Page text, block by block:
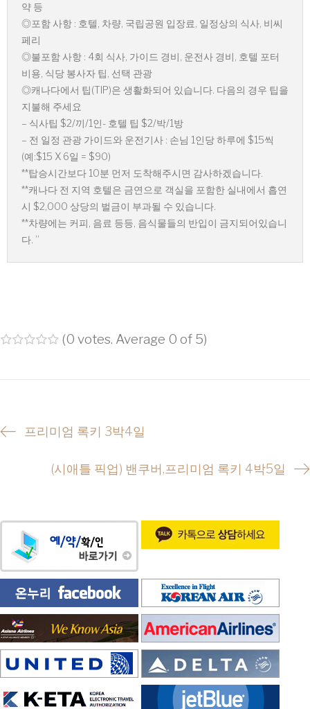
약 등
◎포함 사항 : 호텔, 차량, 국립공원 입장료, 일정상의 식사, 비씨
페리
◎불포함 사항 : 4회 식사, 가이드 경비, 운전사 경비, 호텔 포터
비용, 식당 봉사자 팁, 선택 관광
◎캐나다에서 팁(TIP)은 생활화되어 있습니다. 다음의 경우 팁을
지불해 주세요
– 식사팁 $2/끼/1인- 호텔 팁 $2/박/1방
– 전 일정 관광 가이드와 운전기사 : 손님 1인당 하루에 $15씩
(예:$15 X 6일 = $90)
**탑승시간보다 10분 먼저 도착해주시면 감사하겠습니다.
**캐나다 전 지역 호텔은 금연으로 객실을 포함한 실내에서 흡연
시 $2,000 상당의 벌금이 부과될 수 있습니다.
**차량에는 커피, 음료 등등, 음식물들의 반입이 금지되어있습니
다. ”
(0 votes. Average 0 of 5)
P
a
v
i
g
a
t
프리미엄 록키 3박4일
(시애틀 픽업) 밴쿠버,프리미엄 록키 4박5일